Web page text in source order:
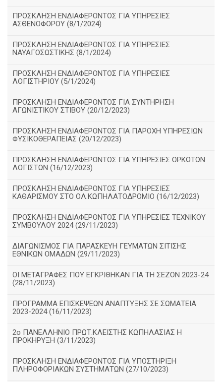
ΠΡΟΣΚΛΗΣΗ ΕΝΔΙΑΦΕΡΟΝΤΟΣ ΓΙΑ ΥΠΗΡΕΣΙΕΣ
ΑΣΘΕΝΟΦΟΡΟΥ (8/1/2024)
ΠΡΟΣΚΛΗΣΗ ΕΝΔΙΑΦΕΡΟΝΤΟΣ ΓΙΑ ΥΠΗΡΕΣΙΕΣ
ΝΑΥΑΓΟΣΩΣΤΙΚΗΣ (8/1/2024)
ΠΡΟΣΚΛΗΣΗ ΕΝΔΙΑΦΕΡΟΝΤΟΣ ΓΙΑ ΥΠΗΡΕΣΙΕΣ
ΛΟΓΙΣΤΗΡΙΟΥ (5/1/2024)
ΠΡΟΣΚΛΗΣΗ ΕΝΔΙΑΦΕΡΟΝΤΟΣ ΓΙΑ ΣΥΝΤΗΡΗΣΗ
ΑΓΩΝΙΣΤΙΚΟΥ ΣΤΙΒΟΥ (20/12/2023)
ΠΡΟΣΚΛΗΣΗ ΕΝΔΙΑΦΕΡΟΝΤΟΣ ΓΙΑ ΠΑΡΟΧΗ ΥΠΗΡΕΣΙΩΝ
ΦΥΣΙΚΟΘΕΡΑΠΕΙΑΣ (20/12/2023)
ΠΡΟΣΚΛΗΣΗ ΕΝΔΙΑΦΕΡΟΝΤΟΣ ΓΙΑ ΥΠΗΡΕΣΙΕΣ ΟΡΚΩΤΩΝ
ΛΟΓΙΣΤΩΝ (16/12/2023)
ΠΡΟΣΚΛΗΣΗ ΕΝΔΙΑΦΕΡΟΝΤΟΣ ΓΙΑ ΥΠΗΡΕΣΙΕΣ
ΚΑΘΑΡΙΣΜΟΥ ΣΤΟ ΟΛ.ΚΩΠΗΛΑΤΟΔΡΟΜΙΟ (16/12/2023)
ΠΡΟΣΚΛΗΣΗ ΕΝΔΙΑΦΕΡΟΝΤΟΣ ΓΙΑ ΥΠΗΡΕΣΙΕΣ ΤΕΧΝΙΚΟΥ
ΣΥΜΒΟΥΛΟΥ 2024 (29/11/2023)
ΔΙΑΓΩΝΙΣΜΟΣ ΓΙΑ ΠΑΡΑΣΚΕΥΗ ΓΕΥΜΑΤΩΝ ΣΙΤΙΣΗΣ
ΕΘΝΙΚΩΝ ΟΜΑΔΩΝ (29/11/2023)
ΟΙ ΜΕΤΑΓΡΑΦΕΣ ΠΟΥ ΕΓΚΡΙΘΗΚΑΝ ΓΙΑ ΤΗ ΣΕΖΟΝ 2023-24
(28/11/2023)
ΠΡΟΓΡΑΜΜΑ ΕΠΙΣΚΕΨΕΩΝ ΑΝΑΠΤΥΞΗΣ ΣΕ ΣΩΜΑΤΕΙΑ
2023-2024 (16/11/2023)
2ο ΠΑΝΕΛΛΗΝΙΟ ΠΡΩΤ.ΚΛΕΙΣΤΗΣ ΚΩΠΗΛΑΣΙΑΣ Η
ΠΡΟΚΗΡΥΞΗ (3/11/2023)
ΠΡΟΣΚΛΗΣΗ ΕΝΔΙΑΦΕΡΟΝΤΟΣ ΓΙΑ ΥΠΟΣΤΗΡΙΞΗ
ΠΛΗΡΟΦΟΡΙΑΚΩΝ ΣΥΣΤΗΜΑΤΩΝ (27/10/2023)